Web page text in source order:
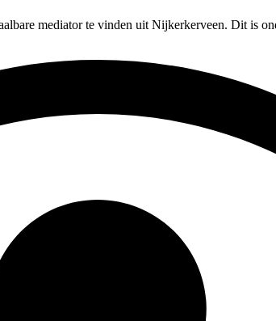
mediator te vinden uit Nijkerkerveen. Dit is